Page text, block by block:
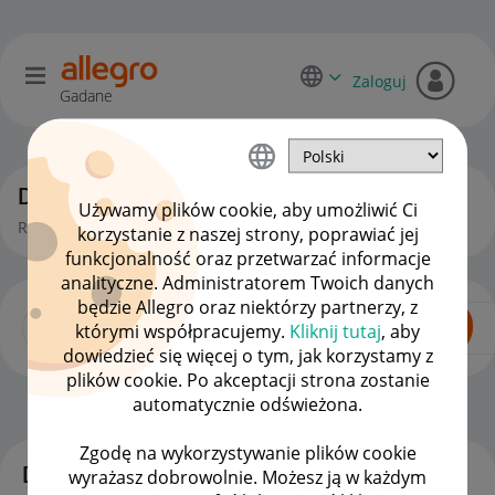
Używamy plików cookie, aby umożliwić Ci
korzystanie z naszej strony, poprawiać jej
funkcjonalność oraz przetwarzać informacje
analityczne. Administratorem Twoich danych
będzie Allegro oraz niektórzy partnerzy, z
którymi współpracujemy. Kliknij tutaj, aby
dowiedzieć się więcej o tym, jak korzystamy z
plików cookie. Po akceptacji strona zostanie
automatycznie odświeżona.
Zgodę na wykorzystywanie plików cookie
wyrażasz dobrowolnie. Możesz ją w każdym
Gadane
Zaloguj
Dyskusje kupujących
Rozmowy, pytania i pomysły kupujących na Allegro.
Dla Kupujących
Dyskusje